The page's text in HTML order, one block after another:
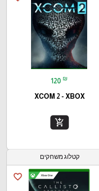
120 ₪
XCOM 2 - XBOX
add_shopping_cart
קטלוג משחקים
favorite_border